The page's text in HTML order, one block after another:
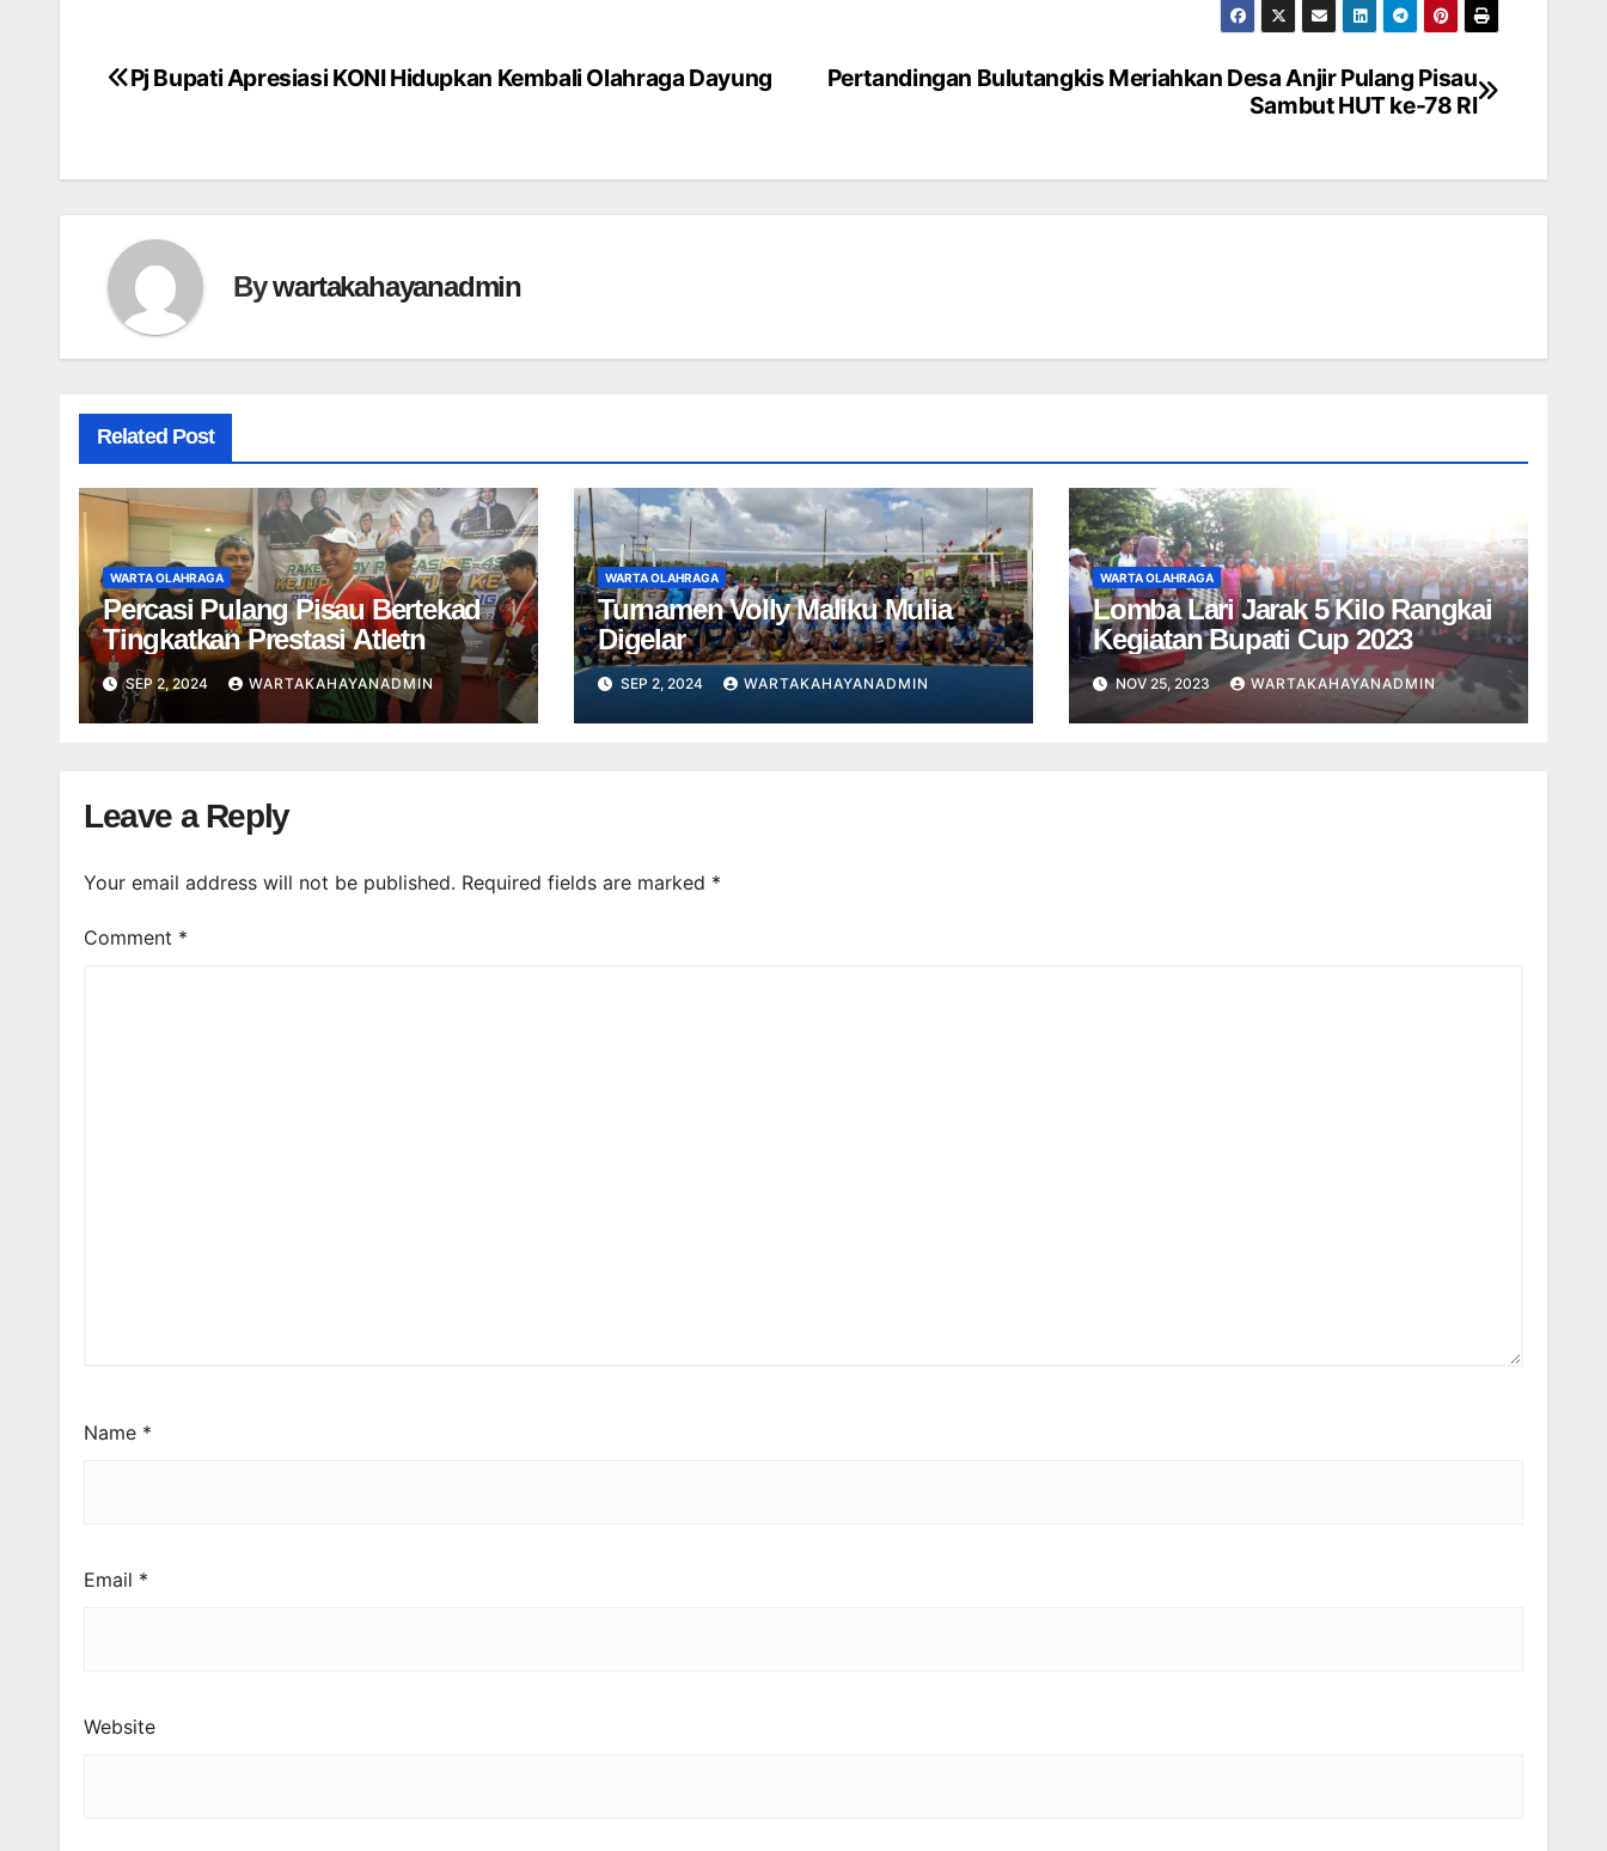
Post
Pertandingan Bulutangkis Meriahkan Desa Anjir Pulang Pisau
Sambut HUT ke-78 RI
Pj Bupati Apresiasi KONI Hidupkan Kembali Olahraga Dayung
Bywartakahayanadmin
Related Post
WARTA OLAHRAGA
Percasi Pulang Pisau Bertekad
Tingkatkan Prestasi Atletn
SEP 2, 2024 WARTAKAHAYANADMIN
WARTA OLAHRAGA
Turnamen Volly Maliku Mulia
Digelar
SEP 2, 2024 WARTAKAHAYANADMIN
WARTA OLAHRAGA
Lomba Lari Jarak 5 Kilo Rangkai
Kegiatan Bupati Cup 2023
NOV 25, 2023 WARTAKAHAYANADMIN
Leave a Reply
Your email address will not be published. Required fields are marked *
Comment *
Name *
Email *
Website